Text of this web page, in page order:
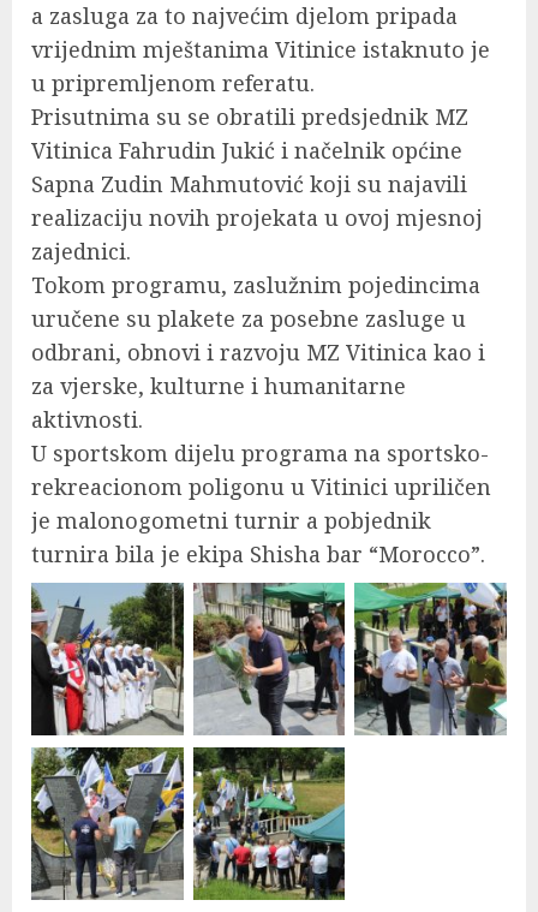
a zasluga za to najvećim djelom pripada
vrijednim mještanima Vitinice istaknuto je
u pripremljenom referatu.
Prisutnima su se obratili predsjednik MZ
Vitinica Fahrudin Jukić i načelnik općine
Sapna Zudin Mahmutović koji su najavili
realizaciju novih projekata u ovoj mjesnoj
zajednici.
Tokom programu, zaslužnim pojedincima
uručene su plakete za posebne zasluge u
odbrani, obnovi i razvoju MZ Vitinica kao i
za vjerske, kulturne i humanitarne
aktivnosti.
U sportskom dijelu programa na sportsko-
rekreacionom poligonu u Vitinici upriličen
je malonogometni turnir a pobjednik
turnira bila je ekipa Shisha bar “Morocco”.